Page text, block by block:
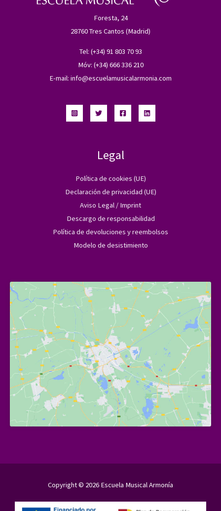
Foresta, 24
28760 Tres Cantos (Madrid)
Tel: (+34) 91 803 70 93
Móv: (+34) 666 336 210
E-mail: info@escuelamusicalarmonia.com
Legal
Política de cookies (UE)
Declaración de privacidad (UE)
Aviso Legal / Imprint
Descargo de responsabilidad
Política de devoluciones y reembolsos
Modelo de desistimiento
Copyright © 2026 Escuela Musical Armonía